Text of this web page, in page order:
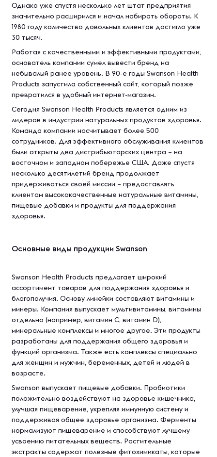
Однако уже спустя несколько лет штат предприятия
значительно расширился и начал набирать обороты. К
1980 году количество довольных клиентов достигло уже
30 тысяч.
Работая с качественными и эффективными продуктами,
основатель компании сумел вывести бренд на
небывалый ранее уровень. В 90-е годы Swanson Health
Products запустила собственный сайт, который позже
превратился в удобный интернет-магазин.
Сегодня Swanson Health Products является одним из
лидеров в индустрии натуральных продуктов здоровья.
Команда компании насчитывает более 500
сотрудников. Для эффективного обслуживания клиентов
были открыты два дистрибьюторских центра – на
восточном и западном побережье США. Даже спустя
несколько десятилетий бренд продолжает
придерживаться своей миссии – предоставлять
клиентам высококачественные натуральные витамины,
пищевые добавки и продукты для поддержания
здоровья.
Основные виды продукции Swanson
Swanson Health Products предлагает широкий
ассортимент товаров для поддержания здоровья и
благополучия. Основу линейки составляют витамины и
минеры. Компания выпускает мультивитамины, витамины
отдельно (например, витамин С, витамин D),
минеральные комплексы и многое другое. Эти продукты
разработаны для поддержания общего здоровья и
функций организма. Также есть комплексы специально
для женщин и мужчин, беременных, детей и людей в
возрасте.
Swanson выпускает пищевые добавки. Пробиотики
положительно воздействуют на здоровье кишечника,
улучшая пищеварение, укрепляя иммунную систему и
поддерживая общее здоровье организма. Ферменты
нормализуют пищеварение и способствуют лучшему
усвоению питательных веществ. Растительные
экстракты содержат полезные фитохимикаты, которые